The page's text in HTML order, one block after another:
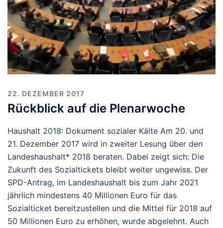
22. DEZEMBER 2017
Rückblick auf die Plenarwoche
Haushalt 2018: Dokument sozialer Kälte Am 20. und
21. Dezember 2017 wird in zweiter Lesung über den
Landeshaushalt* 2018 beraten. Dabei zeigt sich: Die
Zukunft des Sozialtickets bleibt weiter ungewiss. Der
SPD-Antrag, im Landeshaushalt bis zum Jahr 2021
jährlich mindestens 40 Millionen Euro für das
Sozialticket bereitzustellen und die Mittel für 2018 auf
50 Millionen Euro zu erhöhen, wurde abgelehnt. Auch